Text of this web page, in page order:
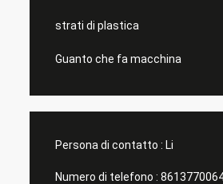
strati di plastica
Guanto che fa macchina
Persona di contatto : Li
Numero di telefono :